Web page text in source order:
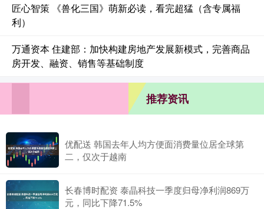
匠心智策 《兽化三国》萌新必读，看完超猛（含专属福
利）
万通资本 住建部：加快构建房地产发展新模式，完善商品
房开发、融资、销售等基础制度
推荐资讯
优配送 韩国去年人均方便面消费量位居全球第
二，仅次于越南
长春博时配资 泰晶科技一季度归母净利润869万
元，同比下降71.5%